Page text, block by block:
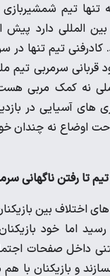
تنها تیم
المللی دارد
کادرفنی تیم تنها
قربانی سرمربی تیم
نه کمک مربی
های آسیایی در
اوضاع نه چندان
تا رفتن ناگهانی
اختلاف بین
اما خود
داخل صفحات
و بازیکنان با